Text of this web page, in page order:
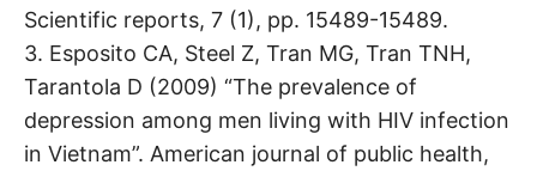
Scientific reports, 7 (1), pp. 15489-15489.
3. Esposito CA, Steel Z, Tran MG, Tran TNH,
Tarantola D (2009) “The prevalence of
depression among men living with HIV infection
in Vietnam”. American journal of public health,